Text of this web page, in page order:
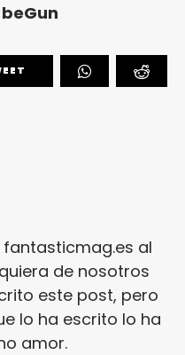
beGun
al
de nosotros
este post, pero
lo ha escrito lo ha
amor.